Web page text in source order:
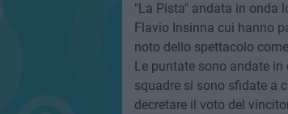
"La Pista" andata in onda
Flavio Insinna cui hanno
noto dello spettacolo
Le puntate sono andate
squadre si sono sfidate a
decretare il voto del